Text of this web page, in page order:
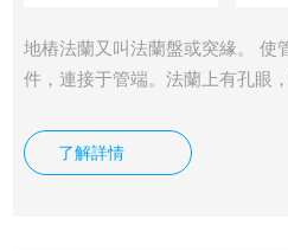
地樁法蘭又叫法蘭盤或突緣。 使
件，連接于管端。法蘭上有孔眼
法蘭都是成對使用的。 在管道工
連接。在需要 連接兩個管道的端
了解詳情